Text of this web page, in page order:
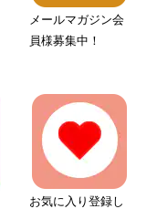
メールマガジン会
員様募集中！
お気に入り登録し